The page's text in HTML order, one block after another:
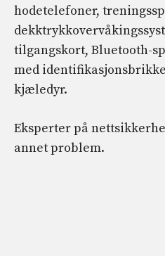
hodetelefoner,
tilgangskort, Bluetooth-
med
kjæledyr.
Eksperter på
annet problem.